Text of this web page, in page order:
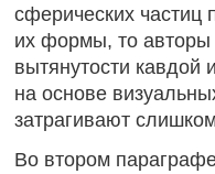
сферических частиц
их формы, то авторы
вытянутости
на основе
затрагивают
Во втором